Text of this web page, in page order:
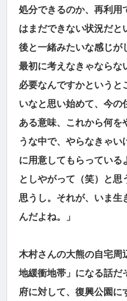
処分できるのか、再利用
はまだできない状況だと
後と一緒みたいな感じが
最初に考えなきゃならな
必要なんですかというと
いなと思い始めて、今の
ある意味、これから何を
うな中で、やらなきゃい
に用意してもらっている
としやがって（笑）と思
思うし。それが、いま生
んだよね。」
木村さんの大熊の自宅周
地緩衝地帯」になる話だ
府に対して、復興公園に